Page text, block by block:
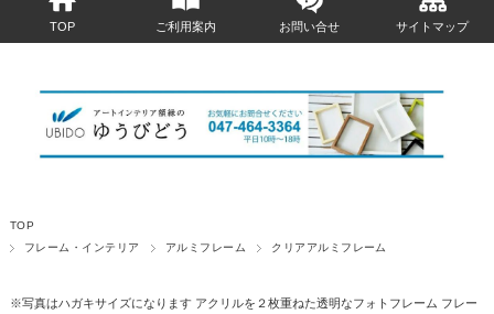
TOP ご利用案内 お問い合せ サイトマップ
TOP
フレーム・インテリア
アルミフレーム クリアアルミフレーム
※写真はハガキサイズになります アクリルを２枚重ねた透明なフォトフレーム フレー